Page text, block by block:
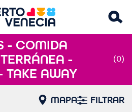
- COMIDA
-
TAKE AWAY
(0)
MAPA FILTRAR